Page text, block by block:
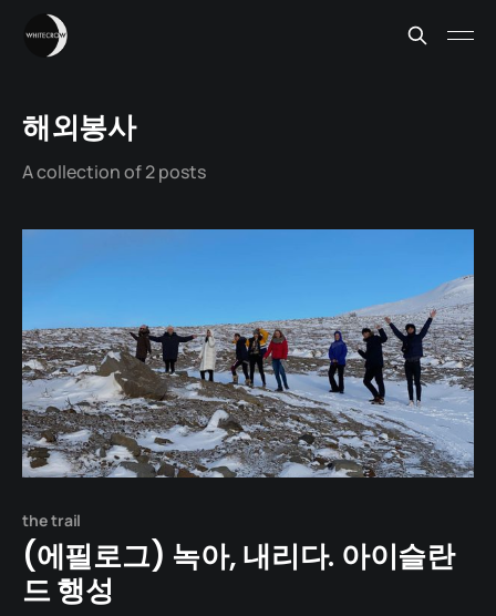
해외봉사
A collection of 2 posts
the trail
(에필로그) 녹아, 내리다. 아이슬란
드 행성